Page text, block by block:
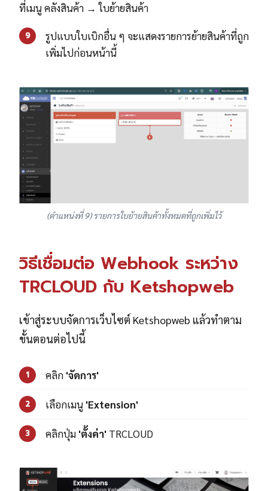
ที่เมนู คลังสินค้า → ใบย้ายสินค้า
9
รูปแบบใบเบิกอื่น ๆ จะแสดงรายการย้ายสินค้าที่ถูก
เพิ่มไปก่อนหน้านี้
(ตำแหน่งที่ 9) รายการใบย้ายสินค้าทั้งหมดที่ถูกเพิ่มไว้
วิธีเชื่อมต่อ Webhook ระหว่าง
TRCLOUD กับ Ketshopweb
เข้าสู่ระบบจัดการเว็บไซต์ Ketshopweb แล้วทำตาม
ขั้นตอนต่อไปนี้
1 คลิก 'จัดการ'
2 เลือกเมนู 'Extension'
3 คลิกปุ่ม 'ตั้งค่า' TRCLOUD